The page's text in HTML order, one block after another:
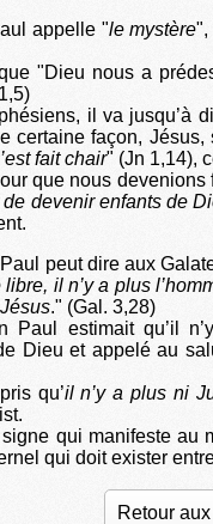
appelle "le mystère",
"Dieu nous a
il va jusqu’à
certaine façon,
fait chair" (Jn 1,14),
que nous
devenir enfants de
peut dire aux
il n’y a plus
." (Gal. 3,28)
Paul estimait qu’il
Dieu et appelé au
qu’il n’y a plus ni
qui manifeste au
qui doit exister
Retour